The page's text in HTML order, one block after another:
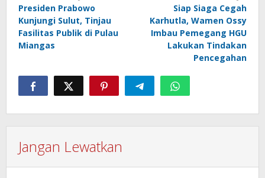
pos
Presiden Prabowo
Kunjungi Sulut, Tinjau
Fasilitas Publik di Pulau
Miangas
Siap Siaga Cegah
Karhutla, Wamen Ossy
Imbau Pemegang HGU
Lakukan Tindakan
Pencegahan
Jangan Lewatkan